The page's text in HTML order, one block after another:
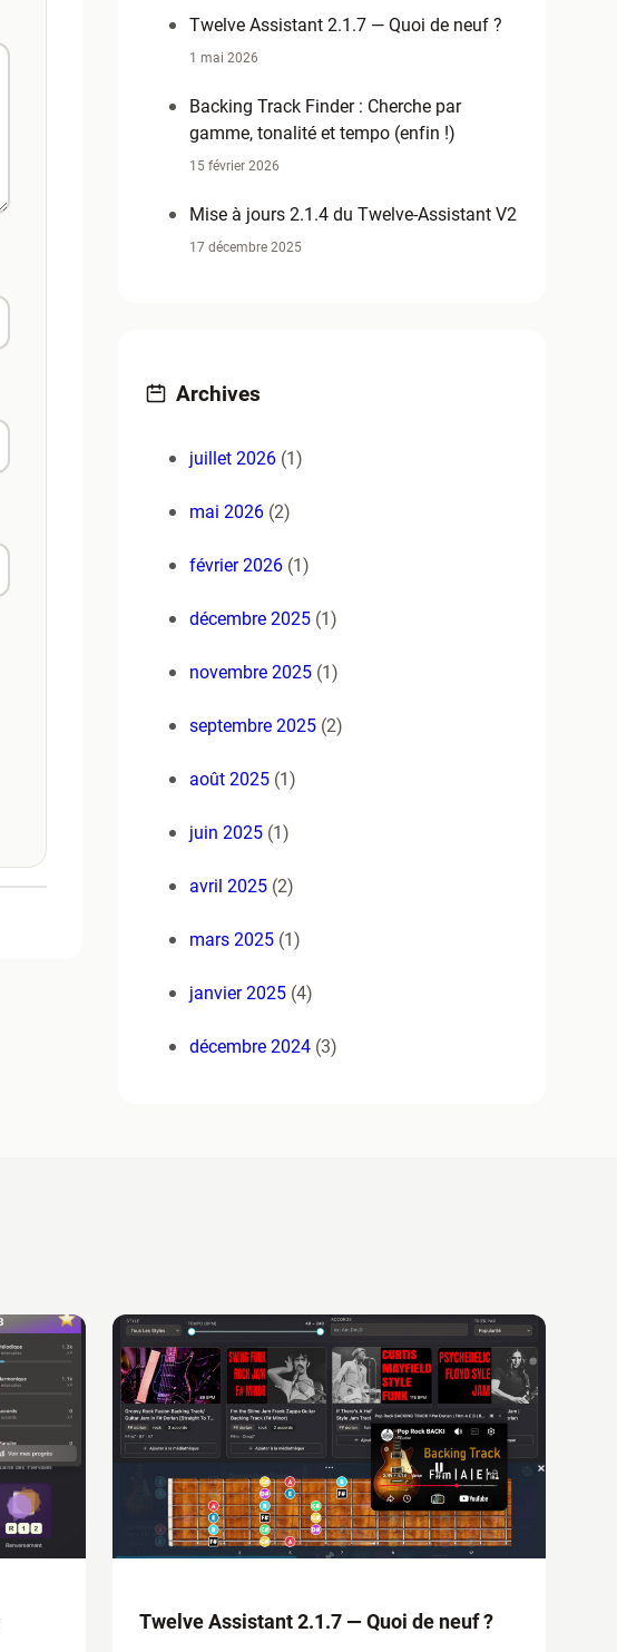
Twelve Assistant 2.1.7 — Quoi de neuf ?
1 mai 2026
Backing Track Finder : Cherche par
gamme, tonalité et tempo (enfin !)
15 février 2026
Mise à jours 2.1.4 du Twelve-Assistant V2
17 décembre 2025
Archives
juillet 2026 (1)
mai 2026 (2)
février 2026 (1)
décembre 2025 (1)
novembre 2025 (1)
septembre 2025 (2)
août 2025 (1)
juin 2025 (1)
avril 2025 (2)
mars 2025 (1)
janvier 2025 (4)
décembre 2024 (3)
Twelve Assistant 2.1.7 — Quoi de neuf ?